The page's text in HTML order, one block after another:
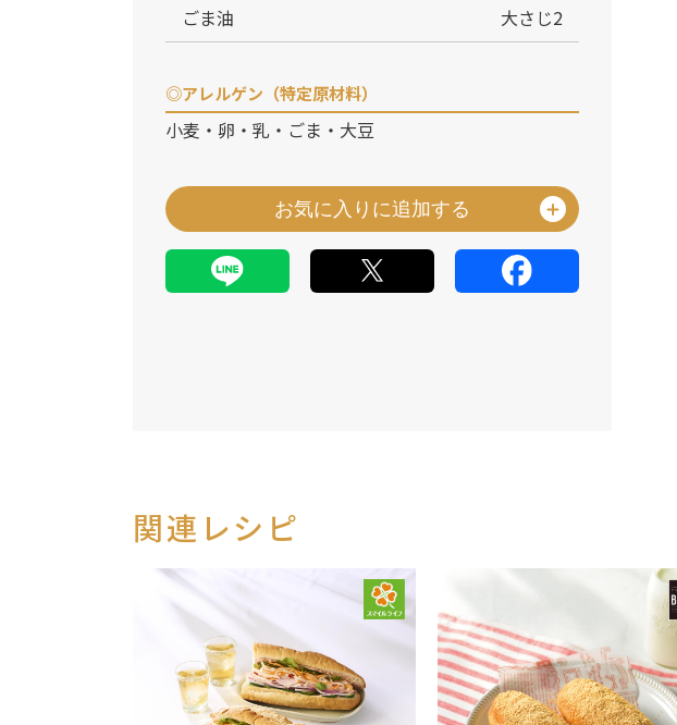
ごま油
大さじ2
◎アレルゲン（特定原材料）
小麦・卵・乳・ごま・大豆
お気に入りに追加する
関連レシピ